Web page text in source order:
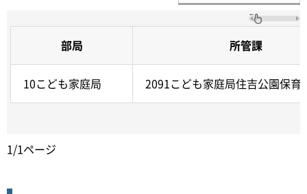
部局 所管課
10こども家庭局 2091こども家庭局住吉公園保育
1/1ページ